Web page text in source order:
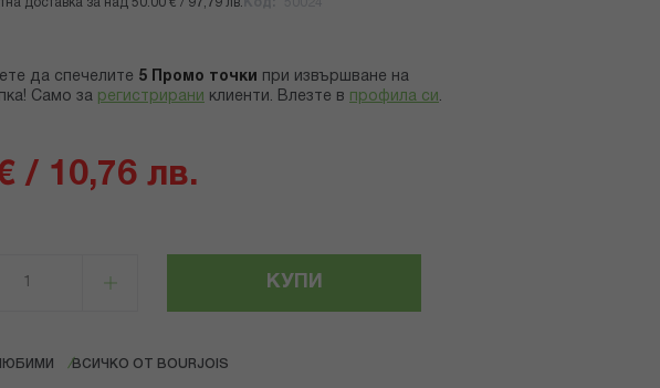
доставка за над 50.00 € / 97,79 лв.
да спечелите 5 Промо точки
при извършване на
Само за регистрирани клиенти. Влезте в профила си .
/ 10,76 лв.
КУПИ
ВСИЧКО ОТ BOURJOIS